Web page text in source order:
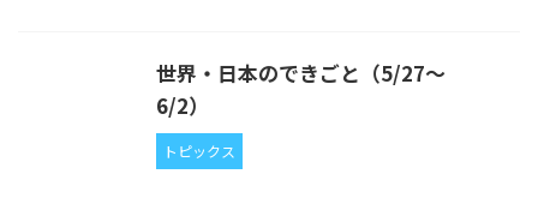
世界・日本のできごと（5/27〜
6/2）
トピックス